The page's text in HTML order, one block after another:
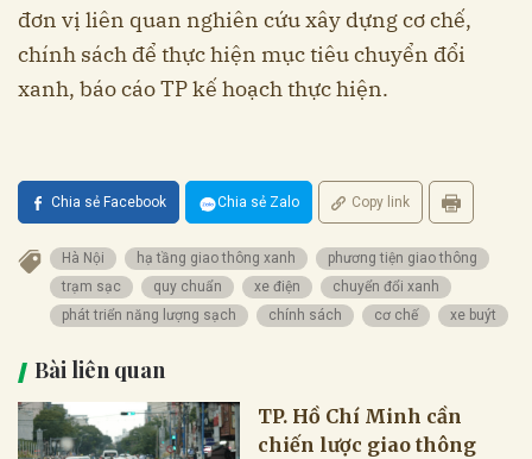
đơn vị liên quan nghiên cứu xây dựng cơ chế,
chính sách để thực hiện mục tiêu chuyển đổi
xanh, báo cáo TP kế hoạch thực hiện.
Chia sẻ Facebook Chia sẻ Zalo Copy link
Hà Nội hạ tầng giao thông xanh
phương tiện giao thông
trạm sạc
quy chuẩn xe điện
chuyển đổi xanh
phát triển năng lượng sạch
chính sách cơ chế xe buýt
Bài liên quan
TP. Hồ Chí Minh cần
chiến lược giao thông